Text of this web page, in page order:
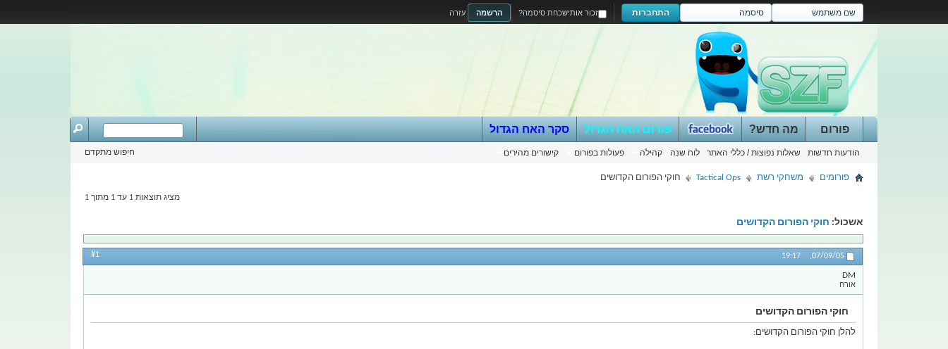
הרשמה עזרה התחברות זכור אותישכחת סיסמה?
פורום
הודעות חדשות שאלות נפוצות / כללי האתר לוח שנה קהילה פעולות בפורום קישורים מהירים
מה חדש? פורום האח הגדול סקר האח הגדול
חיפוש מתקדם
פורומים משחקי רשת Tactical Ops חוקי הפורום הקדושים
מציג תוצאות 1 עד 1 מתוך 1
אשכול: חוקי הפורום הקדושים
07/09/05,
19:17
#1
DM
אורח
חוקי הפורום הקדושים
להלן חוקי הפורום הקדושים: